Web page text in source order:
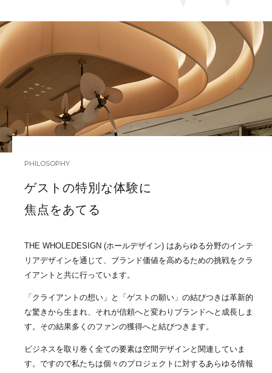
PHILOSOPHY
ゲストの特別な体験に
焦点をあてる
THE WHOLEDESIGN (ホールデザイン) はあらゆる分野のインテ
リアデザインを通じて、ブランド価値を高めるための挑戦をクラ
イアントと共に行っています。
「クライアントの想い」と「ゲストの願い」の結びつきは革新的
な驚きから生まれ、それが信頼へと変わりブランドへと成長しま
す。その結果多くのファンの獲得へと結びつきます。
ビジネスを取り巻く全ての要素は空間デザインと関連していま
す。ですので私たちは個々のプロジェクトに対するあらゆる情報